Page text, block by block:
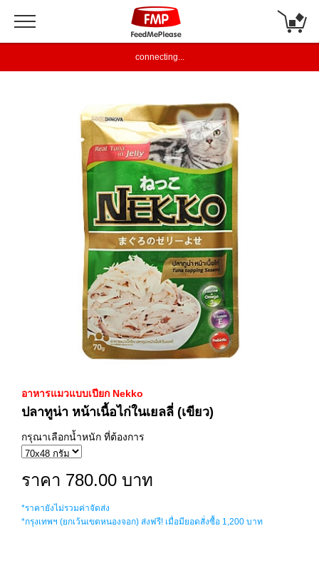
connecting...
อาหารแมวแบบเปียก Nekko
ปลาทูน่า หน้าเนื้อไก่ในเยลลี่ (เขียว)
กรุณาเลือกน้ำหนัก ที่ต้องการ
ราคา 780.00 บาท
*ราคายังไม่รวมค่าจัดส่ง
*กรุงเทพฯ (ยกเว้นเขตหนองจอก) ส่งฟรี! เมื่อมียอดสั่งซื้อ 1,200 บาท